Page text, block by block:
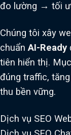
đo lường → tối
Chúng tôi xây
chuẩnAI-Ready
tiên hiển thị.
đúng traffic,
thu bền vững.
Dịch vụ SEO